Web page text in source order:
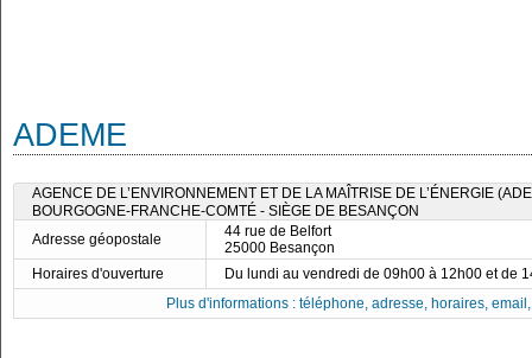
ADEME
AGENCE DE L’ENVIRONNEMENT ET DE LA MAÎTRISE DE L’ÉNERGIE
BOURGOGNE-FRANCHE-COMTÉ - SIÈGE DE BESANÇON
Adresse géopostale
44 rue de Belfort
25000 Besançon
Horaires d'ouverture
Du lundi au vendredi de 09h00 à 12h00 et de
Plus d'informations : téléphone, adresse, horaires,